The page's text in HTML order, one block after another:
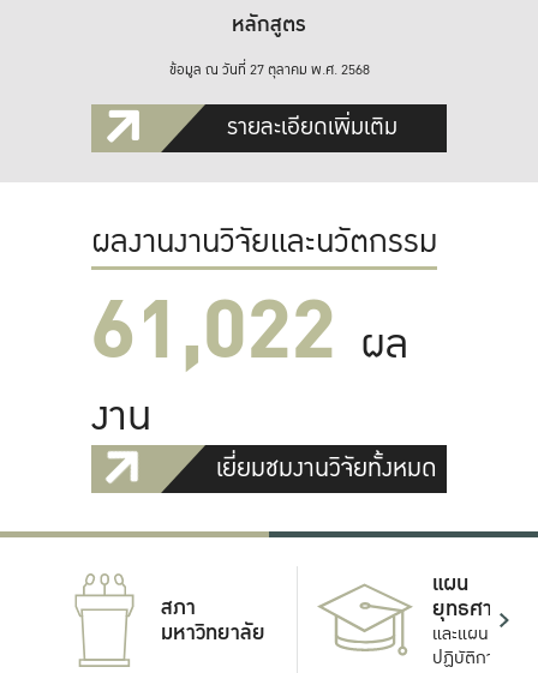
หลักสูตร
ข้อมูล ณ วันที่ 27 ตุลาคม พ.ศ. 2568
รายละเอียดเพิ่มเติม
ผลงานงานวิจัยและนวัตกรรม
61,022 ผล
งาน
เยี่ยมชมงานวิจัยทั้งหมด
สภา
มหาวิทยาลัย
แผน
ยุทธศาสตร์
และแผน
ปฏิบัติการ